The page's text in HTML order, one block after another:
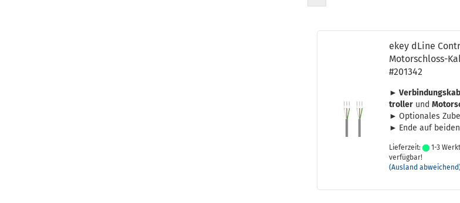
ekey dLine
Motorschloss-​
#201342
►
trol­ler und
►Op­tio­na­les
► Ende auf
Lieferzeit:
1-3
verfügbar!
(Ausland